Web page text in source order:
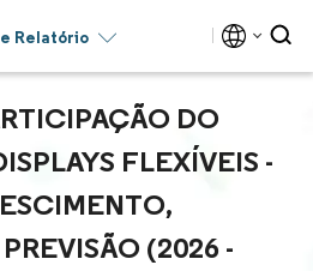
Relatório
DO
FLEXÍVEIS -
(2026 -